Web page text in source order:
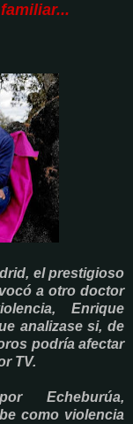
el prestigioso
a otro doctor
Enrique
analizase si, de
podría afectar
TV.
Echeburúa,
como violencia